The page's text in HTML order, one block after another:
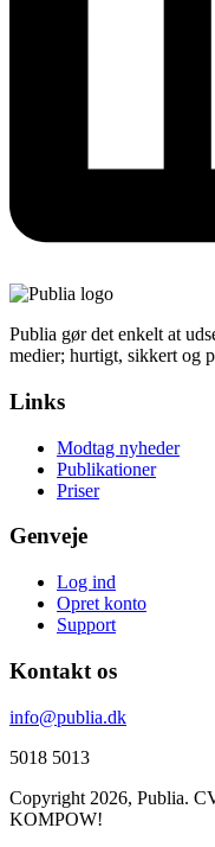
Publia gør det enkelt at
medier; hurtigt, sikkert og
Links
Modtag nyheder
Publikationer
Priser
Genveje
Log ind
Opret konto
Support
Kontakt os
info@publia.dk
5018 5013
Copyright 2026, Publia.
KOMPOW!